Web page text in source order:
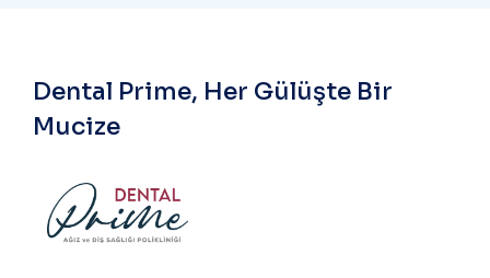
Dental Prime, Her Gülüşte Bir
Mucize